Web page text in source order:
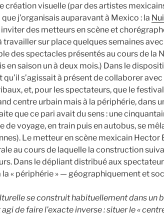
création visuelle (par des artistes
j’organisais auparavant à Mexico : la
des metteurs en scène et
travailler sur place quelques semaines
des spectacles présentés au cours de la
en saison un à deux mois.) Dans le
qu’il s’agissait à présent de collaborer
et, pour les spectateurs, que le
centre urbain mais à la périphérie, dans
que ce pari avait du sens : une
de voyage, en train puis en autobus, se
Le metteur en scène mexicain Hector
au cours de laquelle la construction
Dans le dépliant distribué aux
la « périphérie » — géographiquement et
se construit habituellement dans un
agi de faire l’exacte inverse : situer le «